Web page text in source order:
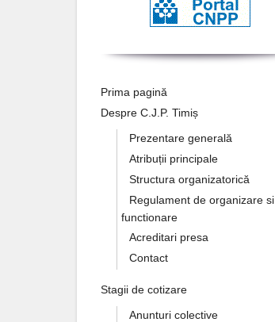
Prima pagină
Despre C.J.P. Timiș
Prezentare generală
Atribuții principale
Structura organizatorică
Regulament de organizare si
functionare
Acreditari presa
Contact
Stagii de cotizare
Anunturi colective